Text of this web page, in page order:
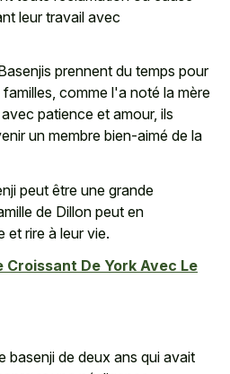
leur travail avec
prennent du temps pour
comme l'a noté la mère
patience et amour, ils
un membre bien-aimé de la
peut être une grande
de Dillon peut en
et rire à leur vie.
Croissant De York Avec Le
basenji de deux ans qui avait